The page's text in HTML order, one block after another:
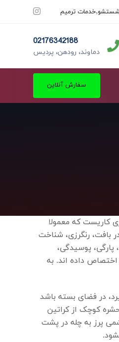
خدمات ترمیم
02176342188
دماوند، رودهن، پردیس
سفارش آنلاین
کاریست که معمولا
بافت، رنگرزی، شناخت
پارگی، پوسیدگی،
داده اند. به
در فضای بسته باشد
کوچک از کراتین
پرز به چله در پشت